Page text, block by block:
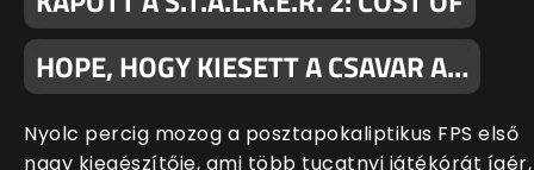
HOPE, HOGY KIESETT A CSAVAR A…
Nyolc percig mozog a posztapokaliptikus FPS első
nagy kiegészítője, ami több tucatnyi játékórát ígér,